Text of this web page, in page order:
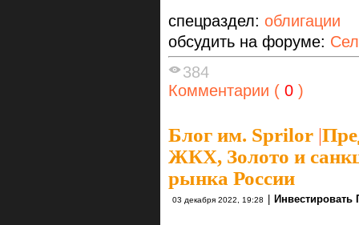
спецраздел: облигации
обсудить на форуме:
384
Комментарии ( 0 )
Блог им. Sprilor |
ЖКХ, Золото и
рынка России⁠⁠
03 декабря 2022, 19:28 Инвестировать